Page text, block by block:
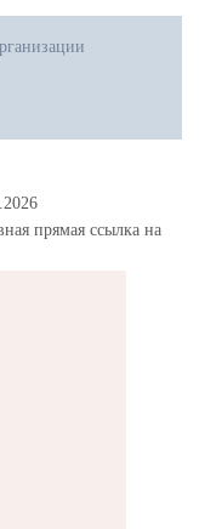
прямая ссылка на